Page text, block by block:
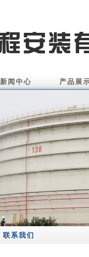
新闻中心 产品展
联系我们